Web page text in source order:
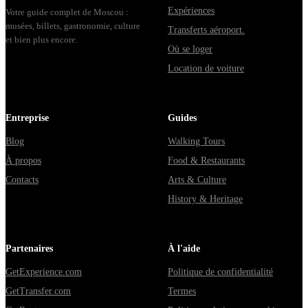
Votre guide complet de Moscou :
musées, billets, gastronomie, culture
et bien plus encore.
Expériences
Transferts aéroport.
Où se loger
Location de voiture
Entreprise
Blog
À propos
Contacts
Guides
Walking Tours
Food & Restaurants
Arts & Culture
History & Heritage
Partenaires
GetExperience.com
GetTransfer.com
À l'aide
Politique de confidentialité
Termes